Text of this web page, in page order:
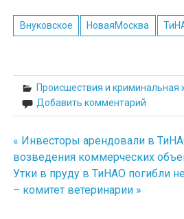
Внуковское НоваяМосква
Происшествия и криминальная
Добавить комментарий
Навигация
по
записям
« Инвесторы арендовали в
возведения коммерческих
Утки в пруду в ТиНАО погибли
– комитет ветеринарии »